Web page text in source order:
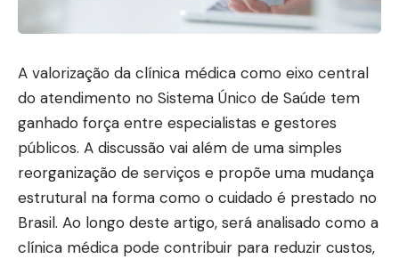
A valorização da clínica médica como eixo central
do atendimento no Sistema Único de Saúde tem
ganhado força entre especialistas e gestores
públicos. A discussão vai além de uma simples
reorganização de serviços e propõe uma mudança
estrutural na forma como o cuidado é prestado no
Brasil. Ao longo deste artigo, será analisado como a
clínica médica pode contribuir para reduzir custos,